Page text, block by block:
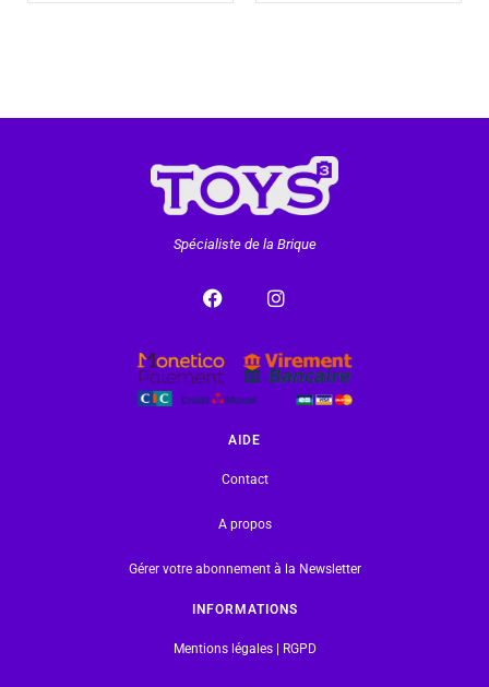
Spécialiste de la Brique
AIDE
Contact
A propos
Gérer votre abonnement à la Newsletter
INFORMATIONS
Mentions légales | RGPD